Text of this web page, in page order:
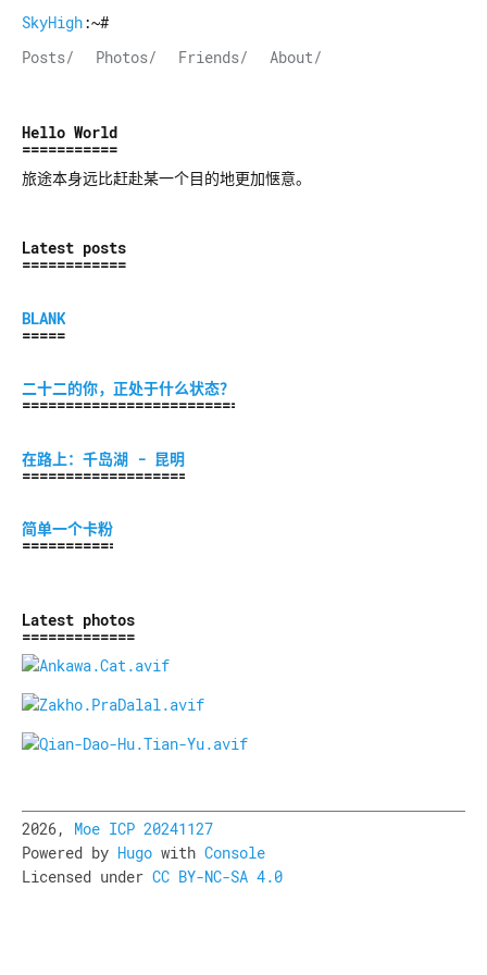
SkyHigh:~#
Posts/
Photos/ Friends/ About/
Hello World
旅途本身远比赶赴某一个目的地更加惬意。
Latest posts
BLANK
二十二的你，正处于什么状态？
在路上：千岛湖 - 昆明
简单一个卡粉
Latest photos
2026, Moe ICP 20241127
Powered by Hugo with Console
Licensed under CC BY-NC-SA 4.0